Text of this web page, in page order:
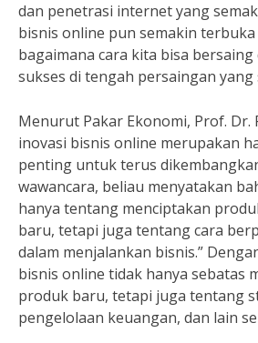
dan penetrasi internet yang
bisnis online pun semakin
bagaimana cara kita bisa bersaing
sukses di tengah persaingan yang
Menurut Pakar Ekonomi, Prof. Dr.
inovasi bisnis online merupakan
penting untuk terus
wawancara, beliau menyatakan
hanya tentang menciptakan
baru, tetapi juga tentang cara
dalam menjalankan bisnis.”
bisnis online tidak hanya sebatas
produk baru, tetapi juga tentang
pengelolaan keuangan, dan lain